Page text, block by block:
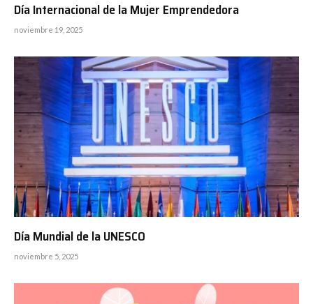
Día Internacional de la Mujer Emprendedora
noviembre 19, 2025
Día Mundial de la UNESCO
noviembre 5, 2025